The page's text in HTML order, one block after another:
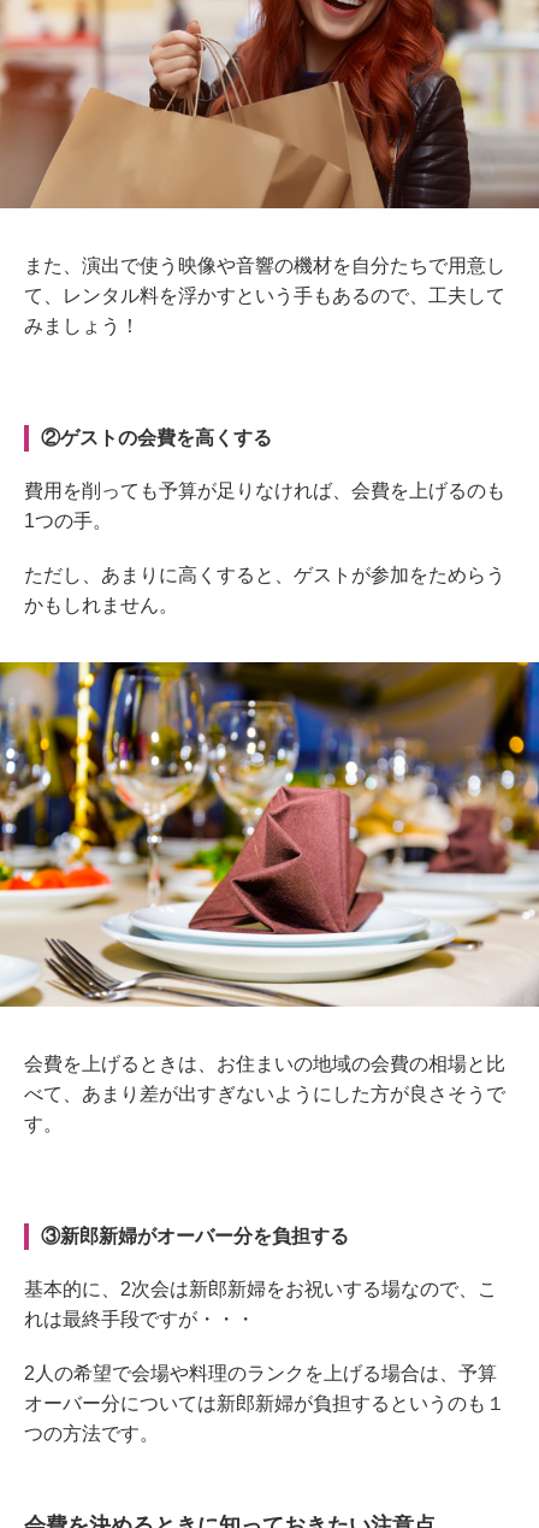
また、演出で使う映像や音響の機材を自分たちで用意し
て、レンタル料を浮かすという手もあるので、工夫 して
みましょう！
②ゲストの会費を高くする
費用を削っても予算が足りなければ、会費を上げるのも
1つの手。
ただし、あまりに高くすると、ゲストが参加をためらう
かもしれません。
会費を上げるときは、お住まいの地域の会費の相場と比
べて、あまり差が出すぎないようにした方が良さそうで
す。
③新郎新婦がオーバー分を負担する
基本的に、2次会は新郎新婦をお祝いする場なので、こ
れは最終手段ですが・・・
2人の希望で会場や料理のランクを上げる場合は、予算
オーバー分については新郎新婦が負担するというのも１
つの方法です。